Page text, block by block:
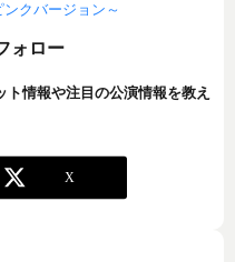
クバージョン～
ォロー
ト情報や注目の公演情報を教え